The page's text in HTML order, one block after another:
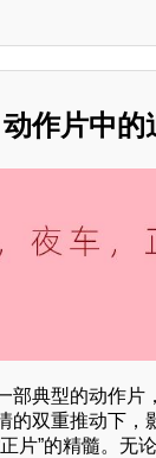
作片中的
部典型的动作片
的双重推动下，
片”的精髓。无